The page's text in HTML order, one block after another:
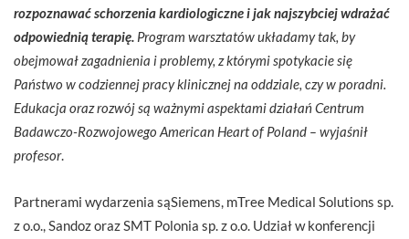
rozpoznawać schorzenia kardiologiczne i jak najszybciej wdrażać
odpowiednią terapię. Program warsztatów układamy tak, by
obejmował zagadnienia i problemy, z którymi spotykacie się
Państwo w codziennej pracy klinicznej na oddziale, czy w poradni.
Edukacja oraz rozwój są ważnymi aspektami działań Centrum
Badawczo-Rozwojowego American Heart of Poland – wyjaśnił
profesor.
Partnerami wydarzenia sąSiemens, mTree Medical Solutions sp.
z o.o., Sandoz oraz SMT Polonia sp. z o.o. Udział w konferencji